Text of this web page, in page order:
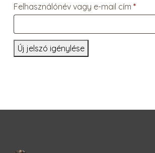
Felhasználónév vagy e-mail cím *
Új jelszó igénylése